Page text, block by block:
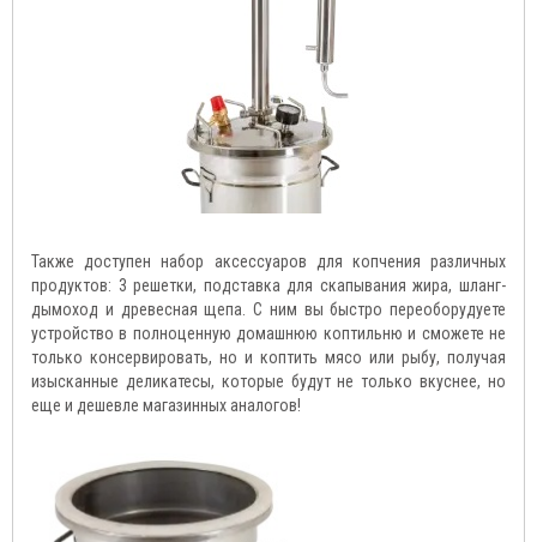
Также доступен набор аксессуаров для копчения различных
продуктов: 3 решетки, подставка для скапывания жира, шланг-
дымоход и древесная щепа. С ним вы быстро переоборудуете
устройство в полноценную домашнюю коптильню и сможете не
только консервировать, но и коптить мясо или рыбу, получая
изысканные деликатесы, которые будут не только вкуснее, но
еще и дешевле магазинных аналогов!